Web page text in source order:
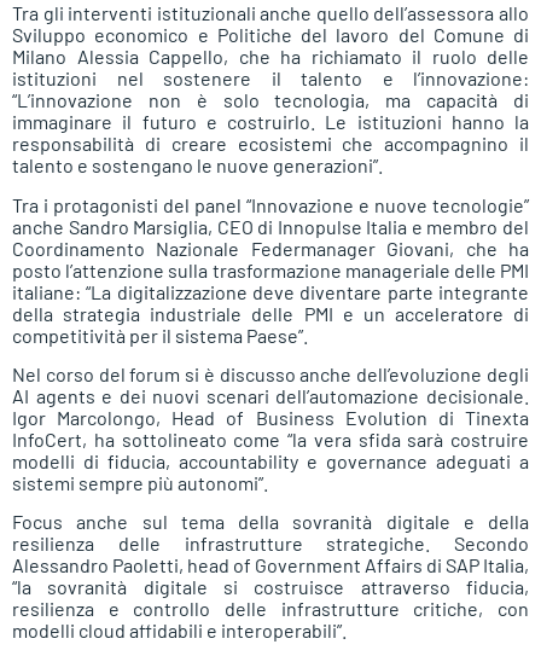
Tra gli interventi istituzionali anche quello dell’assessora allo
Sviluppo economico e Politiche del lavoro del Comune di
Milano Alessia Cappello, che ha richiamato il ruolo delle
istituzioni nel sostenere il talento e l’innovazione:
“L’innovazione non è solo tecnologia, ma capacità di
immaginare il futuro e costruirlo. Le istituzioni hanno la
responsabilità di creare ecosistemi che accompagnino il
talento e sostengano le nuove generazioni”.
Tra i protagonisti del panel “Innovazione e nuove tecnologie”
anche Sandro Marsiglia, CEO di Innopulse Italia e membro del
Coordinamento Nazionale Federmanager Giovani, che ha
posto l’attenzione sulla trasformazione manageriale delle PMI
italiane: “La digitalizzazione deve diventare parte integrante
della strategia industriale delle PMI e un acceleratore di
competitività per il sistema Paese”.
Nel corso del forum si è discusso anche dell’evoluzione degli
AI agents e dei nuovi scenari dell’automazione decisionale.
Igor Marcolongo, Head of Business Evolution di Tinexta
InfoCert, ha sottolineato come “la vera sfida sarà costruire
modelli di fiducia, accountability e governance adeguati a
sistemi sempre più autonomi”.
Focus anche sul tema della sovranità digitale e della
resilienza delle infrastrutture strategiche. Secondo
Alessandro Paoletti, head of Government Affairs di SAP Italia,
“la sovranità digitale si costruisce attraverso fiducia,
resilienza e controllo delle infrastrutture critiche, con
modelli cloud affidabili e interoperabili”.